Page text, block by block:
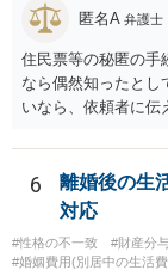
ったときに対応す
せなかった（連絡
も、そのような請求
書を持参して、お近
匿名A 弁護士
住民票等の秘匿の手
なら偶然知ったとし
いなら、依頼者に伝
6
離婚後の生
対応
#性格の不一致 #財産分
#婚姻費用(別居中の生活